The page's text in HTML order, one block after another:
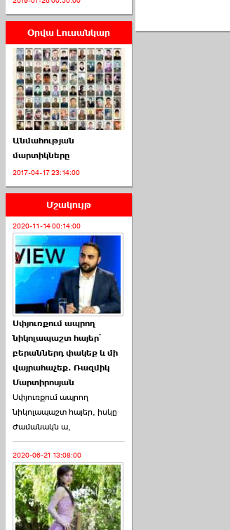
ՈՒՂԻՂ․ ԱԺ-ն
Կառավարության ›››
2026-07-01 00:52:00
ՍԴ-ն հուլիսի 1-ին
կհեռանա ›››
2026-07-01 00:08:00
Աննա Վարդապետյանն
ուղերձ է հղել ›››
2026-06-25 23:21:00
Պաշտոնակռիվը սկսված
է. «Հրապարակ» ›››
2026-06-25 17:13:00
Օրվա Լուսանկար
Անմահության
մարտիկները
2017-04-17 23:14:00
Մշակույթ
2020-11-14 00:14:00
Սփյուռքում ապրող
նիկոլապաշտ հայեր՝
բերաններդ փակեք և մի
վայրահաչեք. Ռազմիկ
Մարտիրոսյան
Սփյուռքում ապրող
նիկոլապաշտ հայեր, իսկը
ժամանակն ա,
2020-06-21 13:08:00